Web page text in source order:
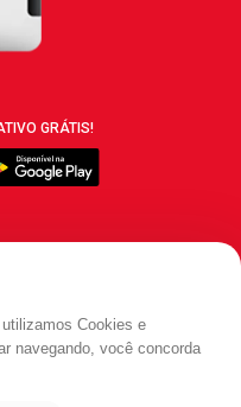
GRÁTIS!
Cookies e
navegando, você concorda